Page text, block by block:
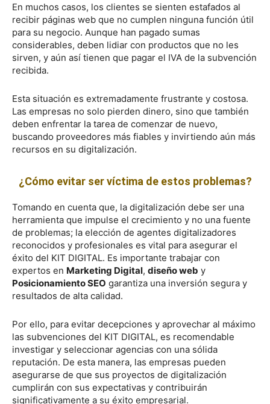
En muchos casos, los clientes se sienten estafados al
recibir páginas web que no cumplen ninguna función útil
para su negocio. Aunque han pagado sumas
considerables, deben lidiar con productos que no les
sirven, y aún así tienen que pagar el IVA de la subvención
recibida.
Esta situación es extremadamente frustrante y costosa.
Las empresas no solo pierden dinero, sino que también
deben enfrentar la tarea de comenzar de nuevo,
buscando proveedores más fiables y invirtiendo aún más
recursos en su digitalización.
¿Cómo evitar ser víctima de estos problemas?
Tomando en cuenta que, la digitalización debe ser una
herramienta que impulse el crecimiento y no una fuente
de problemas; la elección de agentes digitalizadores
reconocidos y profesionales es vital para asegurar el
éxito del KIT DIGITAL. Es importante trabajar con
expertos en Marketing Digital, diseño web y
Posicionamiento SEO garantiza una inversión segura y
resultados de alta calidad.
Por ello, para evitar decepciones y aprovechar al máximo
las subvenciones del KIT DIGITAL, es recomendable
investigar y seleccionar agencias con una sólida
reputación. De esta manera, las empresas pueden
asegurarse de que sus proyectos de digitalización
cumplirán con sus expectativas y contribuirán
significativamente a su éxito empresarial.